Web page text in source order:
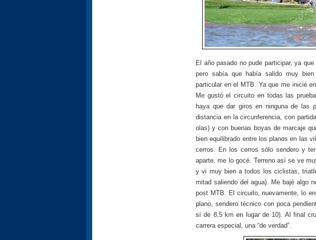
El año pasado no pude participar, ya
pero sabía que había salido muy
particular en el MTB. Ya que me inicié
Me gustó el circuito en todas las
haya que dar giros en ninguna de las
distancia en la circunferencia, con
olas) y con buenas boyas de marcaje
bien equilibrado entre los planos en las
cerros. En los cerros sólo sendero y
aparte, me lo gocé. Terreno así se ve
y vi muy bien a todos los ciclistas,
mitad saliendo del agua). Me bajé algo
post MTB. El circuito, nuevamente, lo
plano, sendero técnico con poca
sí de 8,5 km en lugar de 10). Al final
carrera especial, una “de verdad”.